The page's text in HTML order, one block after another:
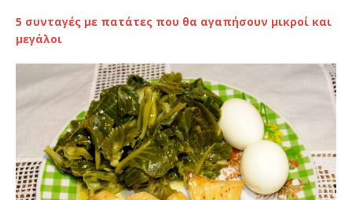
5 συνταγές με πατάτες που θα αγαπήσουν μικροί και
μεγάλοι